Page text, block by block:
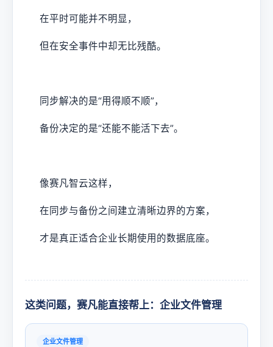
在平时可能并不明显，
但在安全事件中却无比残酷。
同步解决的是“用得顺不顺”，
备份决定的是“还能不能活下去”。
像赛凡智云这样，
在同步与备份之间建立清晰边界的方案，
才是真正适合企业长期使用的数据底座。
这类问题，赛凡能直接帮上：企业文件管理
企业文件管理